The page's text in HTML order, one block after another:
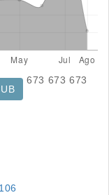
673 673 673